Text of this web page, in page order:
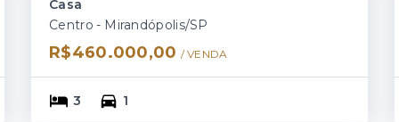
Casa
Centro - Mirandópolis/SP
R$460.000,00 / VENDA
3 1